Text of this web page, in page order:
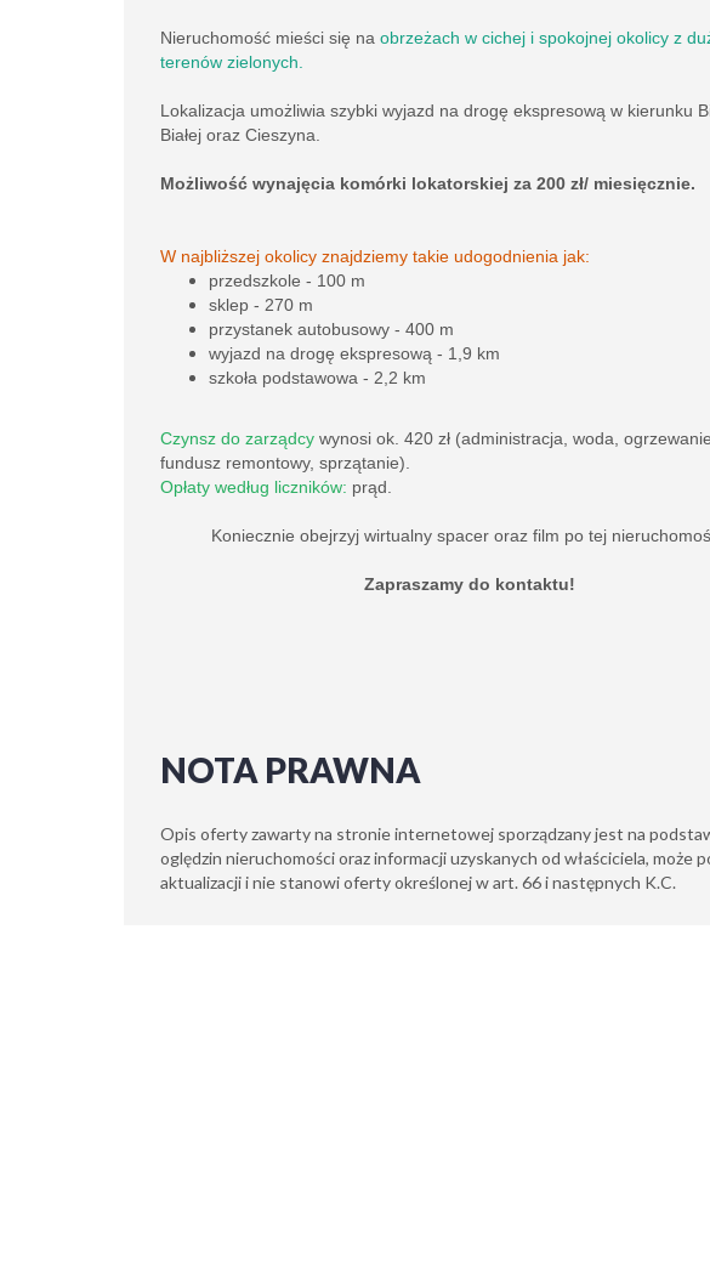
Nieruchomość mieści się na obrzeżach w cichej i spokojnej okolicy z
terenów zielonych.
Lokalizacja umożliwia szybki wyjazd na drogę ekspresową w kierunku
Białej oraz Cieszyna.
Możliwość wynajęcia komórki lokatorskiej za 200 zł/ miesięcznie.
W najbliższej okolicy znajdziemy takie udogodnienia jak:
przedszkole - 100 m
sklep - 270 m
przystanek autobusowy - 400 m
wyjazd na drogę ekspresową - 1,9 km
szkoła podstawowa - 2,2 km
Czynsz do zarządcy wynosi ok. 420 zł (administracja, woda, ogrzewanie,
fundusz remontowy, sprzątanie).
Opłaty według liczników: prąd.
Koniecznie obejrzyj wirtualny spacer oraz film po tej
Zapraszamy do kontaktu!
NOTA PRAWNA
Opis oferty zawarty na stronie internetowej sporządzany jest na
oględzin nieruchomości oraz informacji uzyskanych od właściciela, może
aktualizacji i nie stanowi oferty określonej w art. 66 i następnych K.C.